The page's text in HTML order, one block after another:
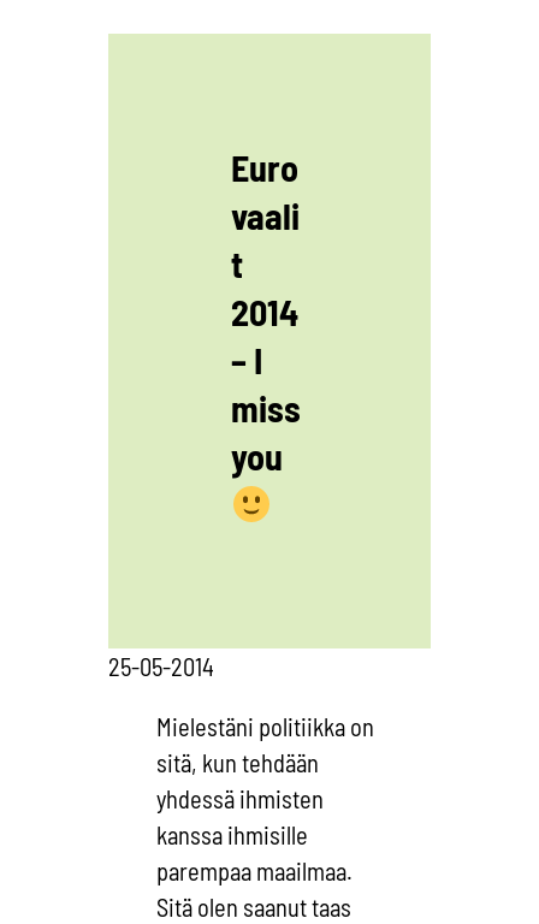
Euro
vaali
t
2014
– I
miss
you
25-05-2014
Mielestäni politiikka on
sitä, kun tehdään
yhdessä ihmisten
kanssa ihmisille
parempaa maailmaa.
Sitä olen saanut taas